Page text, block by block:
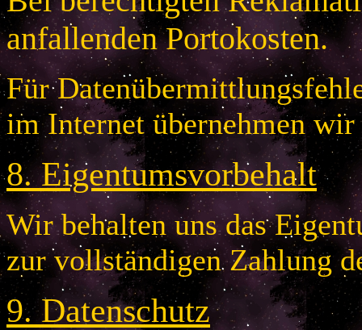
anfallenden Portokosten.
Für
im Internet übernehmen
8.Eigentumsvorbehalt
Wir behalten uns das
zur vollständigen Zahlung
9.Datenschutz